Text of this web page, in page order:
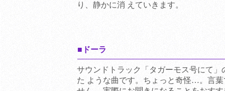
り、静かに消 えていきます。
■ドーラ
サウンドトラック「タガーモス号にて」
た ような曲です。ちょっと奇怪…。言